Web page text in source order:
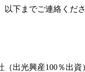
下までご連絡くださ
出光興産100％出資